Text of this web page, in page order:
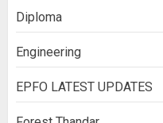
Diploma
Engineering
EPFO LATEST UPDATES